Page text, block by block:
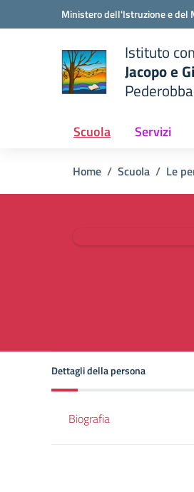
Vai ai contenuti
Vai al menu di navigazioneMinistero dell'Istruzione e del
scuola
Istituto
Jacopo e
Pederobba
Scuola Servizi
Home Scuola Le
Dettagli della persona
Biografia